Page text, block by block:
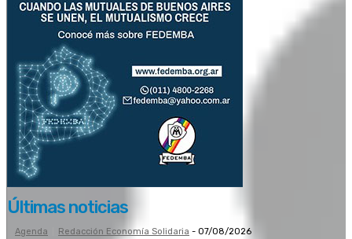
Últimas noticias
Agenda Redacción Economía Solidaria - 07/08/2026